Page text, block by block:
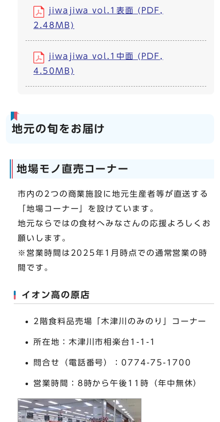
jiwajiwa vol.1表面 (PDF,
2.48MB)
jiwajiwa vol.1中面 (PDF,
4.50MB)
地元の旬をお届け
地場モノ直売コーナー
市内の2つの商業施設に地元生産者等が直送する
「地場コーナー」を設けています。
地元ならではの食材へみなさんの応援よろしくお
願いします。
※営業時間は2025年1月時点での通常営業の時
間です。
イオン高の原店
2階食料品売場「木津川のみのり」コーナー
所在地：木津川市相楽台1-1-1
問合せ（電話番号）：0774-75-1700
営業時間：8時から午後11時（年中無休）